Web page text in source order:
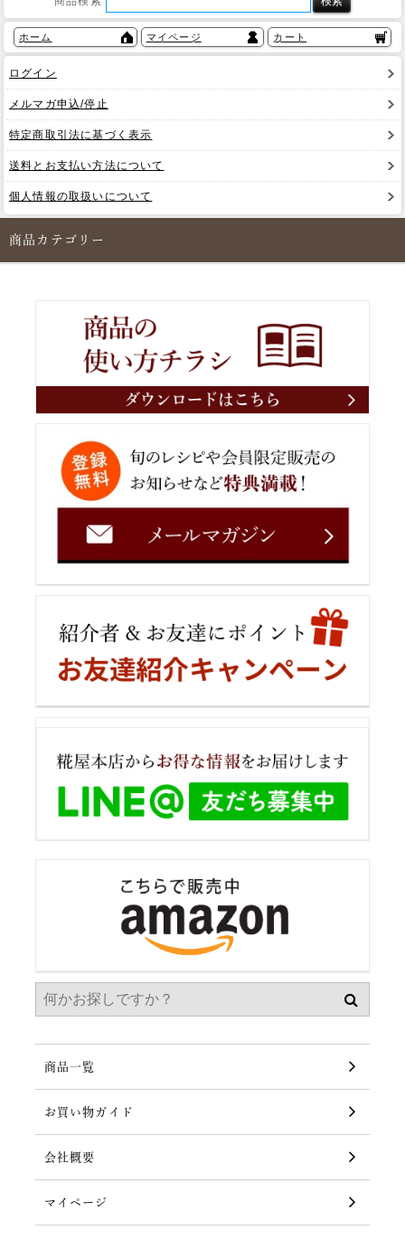
ホーム マイページ カート
ログイン
メルマガ申込/停止
特定商取引法に基づく表示
送料とお支払い方法について
個人情報の取扱いについて
商品カテゴリー
商品一覧
お買い物ガイド
会社概要
マイページ